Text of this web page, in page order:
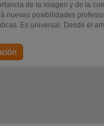
de la imagen y de la
nuevas posibilidades
Es universal. Desde el